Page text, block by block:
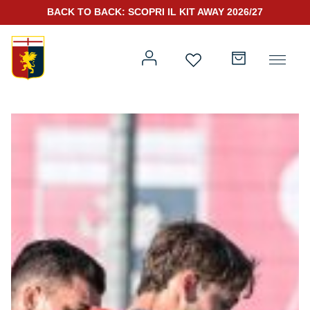
Prima squadra
Genoa for Special
Training
Rappresentanza
Kit Gara 25/26
BACK TO BACK: SCOPRI IL KIT AWAY 2026/27